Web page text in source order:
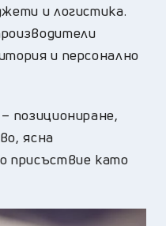
и логистика.
и персонално
позициониране,
ясна
присъствие като